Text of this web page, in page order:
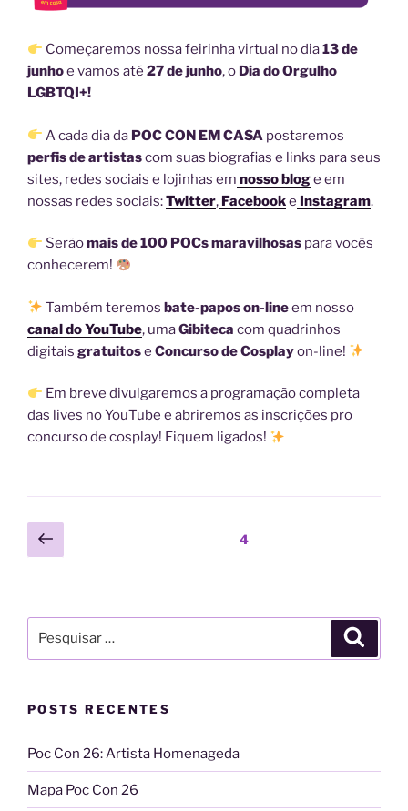
Começaremos nossa feirinha virtual no dia13 de
junhoe vamos até 27 de junho, o Dia do Orgulho
LGBTQI+!
A cada dia da POC CON EM CASA postaremos
perfis de artistascom suas biografias e links para seus
sites, redes sociais e lojinhas em nosso bloge em
nossas redes sociais:Twitter, Facebooke Instagram.
Serãomais de 100 POCs maravilhosas para vocês
conhecerem!
Também teremosbate-papos on-lineem nosso
canal do YouTube, umaGibiteca com quadrinhos
digitais gratuitose Concurso de Cosplayon-line!
Em breve divulgaremos a programação completa
das lives no YouTube e abriremos as inscrições pro
concurso de cosplay! Fiquem ligados!
Paginação
de
Página
anterior
Página4
por:
POSTS RECENTES
Poc Con 26: Artista Homenageda
Mapa Poc Con 26